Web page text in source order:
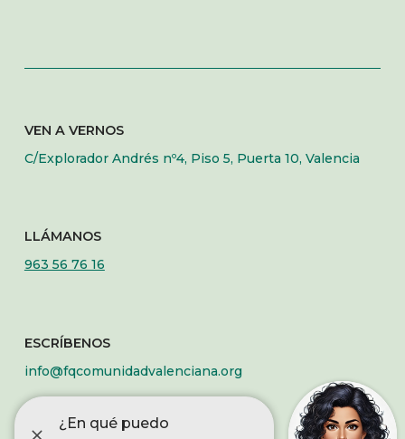
VEN A VERNOS
C/Explorador Andrés nº4, Piso 5, Puerta 10, Valencia
LLÁMANOS
963 56 76 16
ESCRÍBENOS
info@fqcomunidadvalenciana.org